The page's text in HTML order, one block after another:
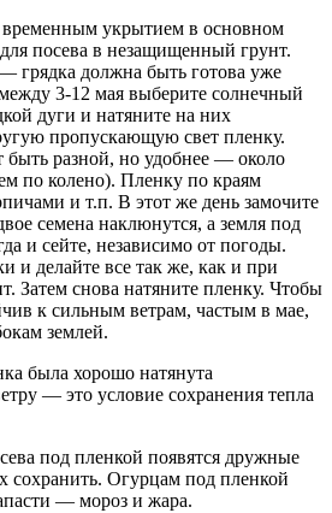
временным укрытием в основном
посева в незащищенный грунт.
грядка должна быть готова уже
3-12 мая выберите солнечный
дуги и натяните на них
пропускающую свет пленку.
разной, но удобнее — около
по колено). Пленку по краям
и т.п. В этот же день замочите
семена наклюнутся, а земля под
и сейте, независимо от погоды.
и делайте все так же, как и при
Затем снова натяните пленку. Чтобы
к сильным ветрам, частым в мае,
землей.
была хорошо натянута
— это условие сохранения тепла
под пленкой появятся дружные
сохранить. Огурцам под пленкой
— мороз и жара.